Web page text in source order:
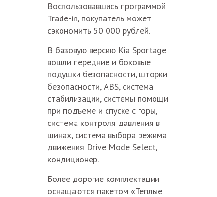
Воспользовавшись программой
Trade-in, покупатель может
сэкономить 50 000 рублей.
В базовую версию Kia Sportage
вошли передние и боковые
подушки безопасности, шторки
безопасности, ABS, система
стабилизации, системы помощи
при подъеме и спуске с горы,
система контроля давления в
шинах, система выбора режима
движения Drive Mode Select,
кондиционер.
Более дорогие комплектации
оснащаются пакетом «Теплые